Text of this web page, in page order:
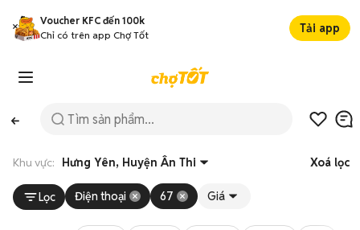
Voucher KFC đến 100k
Chỉ có trên app Chợ Tốt
Tải app
Khu vực: Hưng Yên, Huyện Ân Thi Xoá lọc
Lọc Điện thoại 67 Giá